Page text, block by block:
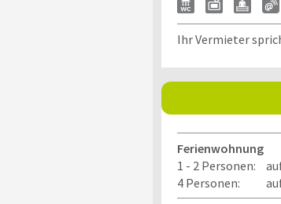
Ihr Vermieter
Ferienwohnung
1 - 2 Personen:
4 Personen: